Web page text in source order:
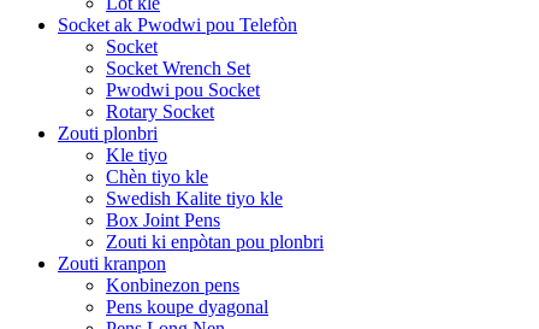
Socket ak Pwodwi pou Telefòn
Socket
Socket Wrench Set
Pwodwi pou Socket
Rotary Socket
Zouti plonbri
Kle tiyo
Chèn tiyo kle
Swedish Kalite tiyo kle
Box Joint Pens
Zouti ki enpòtan pou plonbri
Zouti kranpon
Konbinezon pens
Pens koupe dyagonal